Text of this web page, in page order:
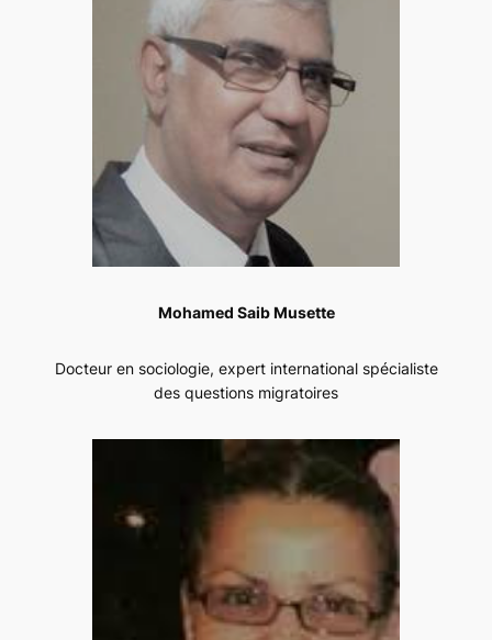
Mohamed Saib Musette
Docteur en sociologie, expert international spécialiste
des questions migratoires